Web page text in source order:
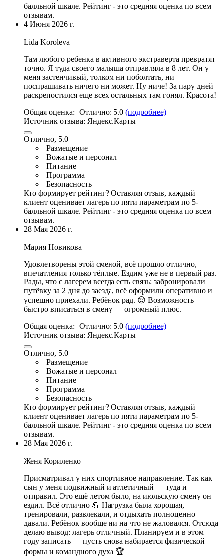
балльной шкале. Рейтинг - это средняя оценка по всем
отзывам.
4 Июня 2026 г.
Lida Koroleva
Там любого ребенка в активного экстраверта превратят
точно. Я туда своего малыша отправляла в 8 лет. Он у
меня застенчивый, толком ни поболтать, ни
поспрашивать ничего ни может. Ну ниче! За пару дней
раскрепостился еще всех остальных там гонял. Красота!
Общая оценка: Отлично: 5.0 (подробнее)
Источник отзыва: Яндекс.Карты
Отлично, 5.0
Размещение
Вожатые и персонал
Питание
Программа
Безопасность
Кто формирует рейтинг? Оставляя отзыв, каждый
клиент оценивает лагерь по пяти параметрам по 5-
балльной шкале. Рейтинг - это средняя оценка по всем
отзывам.
28 Мая 2026 г.
Мария Новикова
Удовлетворены этой сменой, всё прошло отлично,
впечатления только тёплые. Ездим уже не в первый раз.
Рады, что с лагерем всегда есть связь: забронировали
путёвку за 2 дня до заезда, всё оформили оперативно и
успешно приехали. Ребёнок рад. 😌 Возможность
быстро вписаться в смену — огромный плюс.
Общая оценка: Отлично: 5.0 (подробнее)
Источник отзыва: Яндекс.Карты
Отлично, 5.0
Размещение
Вожатые и персонал
Питание
Программа
Безопасность
Кто формирует рейтинг? Оставляя отзыв, каждый
клиент оценивает лагерь по пяти параметрам по 5-
балльной шкале. Рейтинг - это средняя оценка по всем
отзывам.
28 Мая 2026 г.
Женя Кориленко
Присматривал у них спортивное направление. Так как
сын у меня подвижный и атлетичный — туда и
отправил. Это ещё летом было, на июльскую смену он
ездил. Всё отлично 💪 Нагрузка была хорошая,
тренировали, развлекали, и отдыхать полноценно
давали. Ребёнок вообще ни на что не жаловался. Отсюда
делаю вывод: лагерь отличный. Планируем и в этом
году записать — пусть снова набирается физической
формы и командного духа 🏆